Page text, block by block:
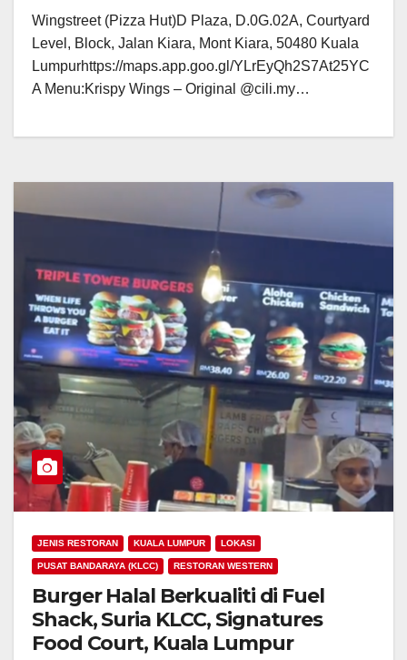
Wingstreet (Pizza Hut)D Plaza, D.0G.02A, Courtyard
Level, Block, Jalan Kiara, Mont Kiara, 50480 Kuala
Lumpurhttps://maps.app.goo.gl/YLrEyQh2S7At25YC
A Menu:Krispy Wings – Original @cili.my…
JENIS RESTORAN KUALA LUMPUR LOKASI
PUSAT BANDARAYA (KLCC) RESTORAN WESTERN
Burger Halal Berkualiti di Fuel
Shack, Suria KLCC, Signatures
Food Court, Kuala Lumpur